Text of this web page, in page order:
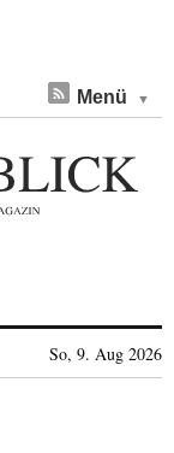
Menü
So, 9. Aug 2026